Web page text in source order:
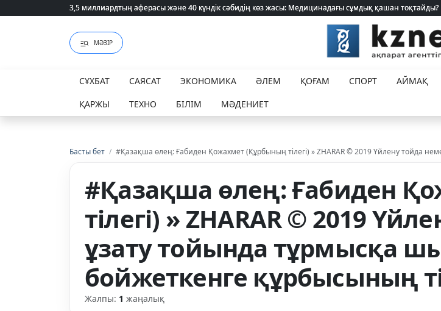
3,5 миллиардтың аферасы және 40 күндік сәбидің көз жасы: Медицинадағы сұмдық қашан тоқтайды?
3,5 миллиардтың аферасы және 40 күндік сәбидің көз жасы: Медицинадағы сұмдық қашан тоқтайды?
МӘЗІР
СҰХБАТ САЯСАТ ЭКОНОМИКА ӘЛЕМ ҚОҒАМ СПОРТ
АЙМАҚ
ҚАРЖЫ
ТЕХНО БІЛІМ МӘДЕНИЕТ
Басты бет / #Қазақша өлең: Ғабиден Қожахмет (Құрбының тілегі) » ZHARAR © 2019 Үйлену тойда
#Қазақша өлең: Ғабиден
тілегі) » ZHARAR © 2019
ұзату тойында тұрмысқа
бойжеткенге құрбысының
Жалпы: 1 жаңалық